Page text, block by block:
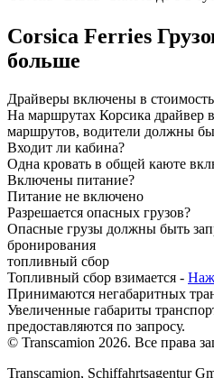
Corsica Ferries
больше
Драйверы включены в
На маршрутах Корсика драйвер
маршрутов, водители должны
Входит ли кабина?
Одна кровать в общей каюте
Включены питание?
Питание не включено
Разрешается опасных грузов?
Опасные грузы должны быть
бронирования
топливный сбор
Топливный сбор взимается -
Принимаются негабаритных
Увеличенные габариты
предоставляются по запросу.
© Transcamion 2026. Все права
Transcamion, Schiffahrtsagentur